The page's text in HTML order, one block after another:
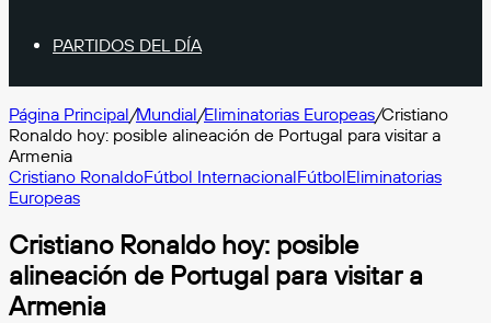
PARTIDOS DEL DÍA
Página Principal/Mundial/Eliminatorias Europeas/Cristiano
Ronaldo hoy: posible alineación de Portugal para visitar a
Armenia
Cristiano RonaldoFútbol InternacionalFútbolEliminatorias
Europeas
Cristiano Ronaldo hoy: posible
alineación de Portugal para visitar a
Armenia